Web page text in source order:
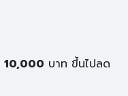
10,000 บาท ขึ้นไปลด